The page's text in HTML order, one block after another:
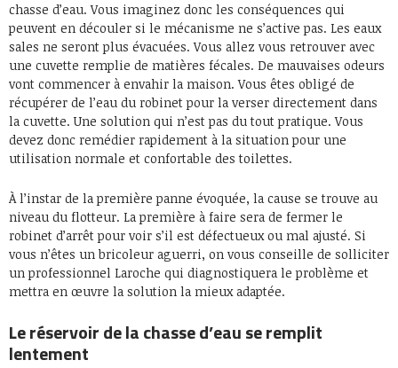
chasse d’eau. Vous imaginez donc les conséquences qui
peuvent en découler si le mécanisme ne s’active pas. Les eaux
sales ne seront plus évacuées. Vous allez vous retrouver avec
une cuvette remplie de matières fécales. De mauvaises odeurs
vont commencer à envahir la maison. Vous êtes obligé de
récupérer de l’eau du robinet pour la verser directement dans
la cuvette. Une solution qui n’est pas du tout pratique. Vous
devez donc remédier rapidement à la situation pour une
utilisation normale et confortable des toilettes.
À l’instar de la première panne évoquée, la cause se trouve au
niveau du flotteur. La première à faire sera de fermer le
robinet d’arrêt pour voir s’il est défectueux ou mal ajusté. Si
vous n’êtes un bricoleur aguerri, on vous conseille de solliciter
un professionnel Laroche qui diagnostiquera le problème et
mettra en œuvre la solution la mieux adaptée.
Le réservoir de la chasse d’eau se remplit
lentement